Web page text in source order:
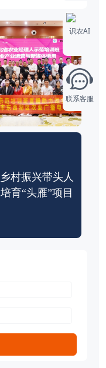
乡村振兴带头人
培育“头雁”项目
识农AI
联系客服